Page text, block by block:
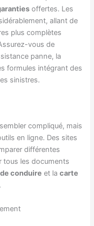
offertes. Les
allant de
plus complètes
vous de
panne, la
formules intégrant des
sinistres.
compliqué, mais
en ligne. Des sites
différentes
tous les documents
conduire et lacarte